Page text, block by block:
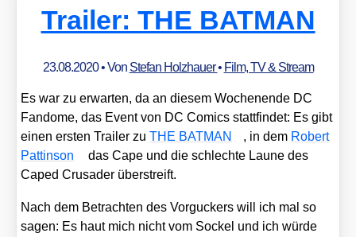
Trailer: THE BATMAN
23.08.2020• Von Stefan Holzhauer• Film, TV & Stream
Es war zu erwar­ten, da an die­sem Wochen­en­de DC
Fan­do­me, das Event von DC Comics statt­fin­det: Es gibt
einen ers­ten Trai­ler zuTHE BATMAN , in dem Robert
Patt­in­son
das Cape und die schlech­te Lau­ne des
Caped Cru­sader über­streift.
Nach dem Betrach­ten des Vor­gu­ckers will ich mal so
sagen: Es haut mich nicht vom Sockel und ich wür­de